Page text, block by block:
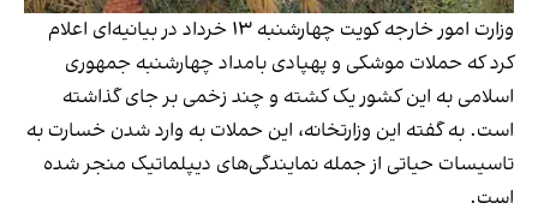
وزارت امور خارجه کویت چهارشنبه ۱۳ خرداد در بیانیه‌ای اعلام
کرد که حملات موشکی و پهپادی بامداد چهارشنبه جمهوری
اسلامی به این کشور یک کشته و چند زخمی بر جای گذاشته
است. به گفته این وزارتخانه، این حملات به وارد شدن خسارت به
تاسیسات حیاتی از جمله نمایندگی‌های دیپلماتیک منجر شده
است.